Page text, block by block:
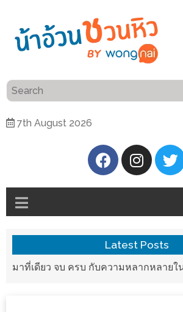
7th August 2026
แนะนำ
อ้วน
ศิริ
ปัน
นาฯ
เชียงใหม่
Latest Posts